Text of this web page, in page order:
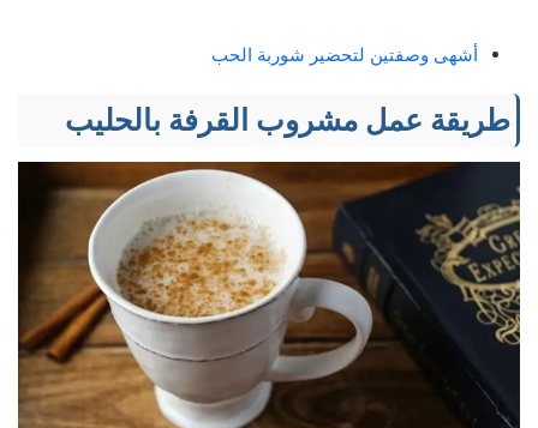
أشهى وصفتين لتحضير شوربة الحب
طريقة عمل مشروب القرفة بالحليب